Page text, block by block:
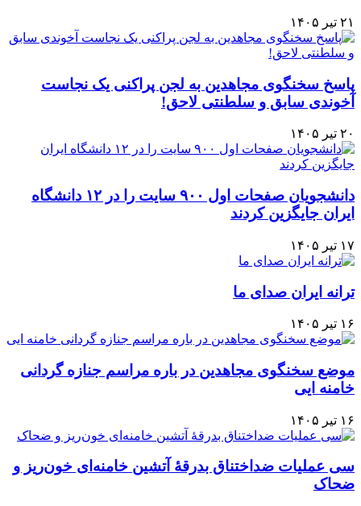
۲۱ تیر ۱۴۰۵
پاسخ سخنگوی مجاهدین به لجن پراکنی یک نجاست
آخوندی سابق و سلطنتی لاحق!
۲۰ تیر ۱۴۰۵
دانشجویان صفحات اول ۹۰۰ سایت را در ۱۲ دانشگاه
ایران جایگزین کردند
۱۷ تیر ۱۴۰۵
ترانه ایران صدای ما
۱۶ تیر ۱۴۰۵
موضع سخنگوی مجاهدین در باره مراسم جنازه گردانی
خامنه ایی
۱۶ تیر ۱۴۰۵
سی عملیات ضداختناق بدرقهٔ آتشین خامنه‌ای خون‌ریز و
ضحاک